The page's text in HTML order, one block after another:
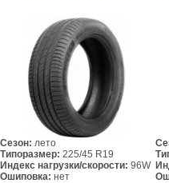
Сезон: лето
Типоразмер: 225/45 R19
Индекс нагрузки/скорости: 96W
Ошиповка: нет